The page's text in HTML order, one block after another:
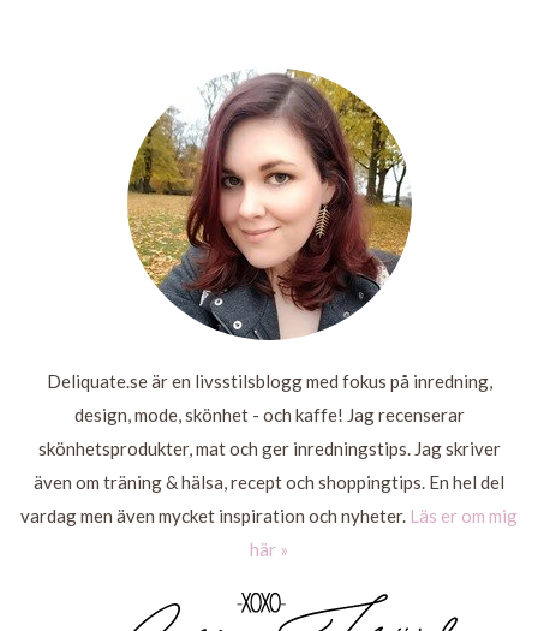
LÄS
MER
LÄS MER
Deliquate.se är en livsstilsblogg med fokus på inredning,
design, mode, skönhet - och kaffe! Jag recenserar
skönhetsprodukter, mat och ger inredningstips. Jag skriver
även om träning & hälsa, recept och shoppingtips. En hel del
vardag men även mycket inspiration och nyheter. Läs er om mig
här »